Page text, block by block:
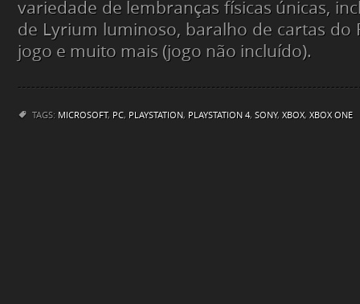
variedade de lembranças físicas únicas,
de Lyrium luminoso, baralho de cartas do
jogo e muito mais (jogo não incluído).
TAGS: MICROSOFT, PC, PLAYSTATION, PLAYSTATION 4, SONY, XBOX, XBOX ONE